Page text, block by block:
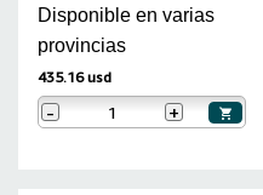
Disponible en varias
provincias
435.16 usd
- +